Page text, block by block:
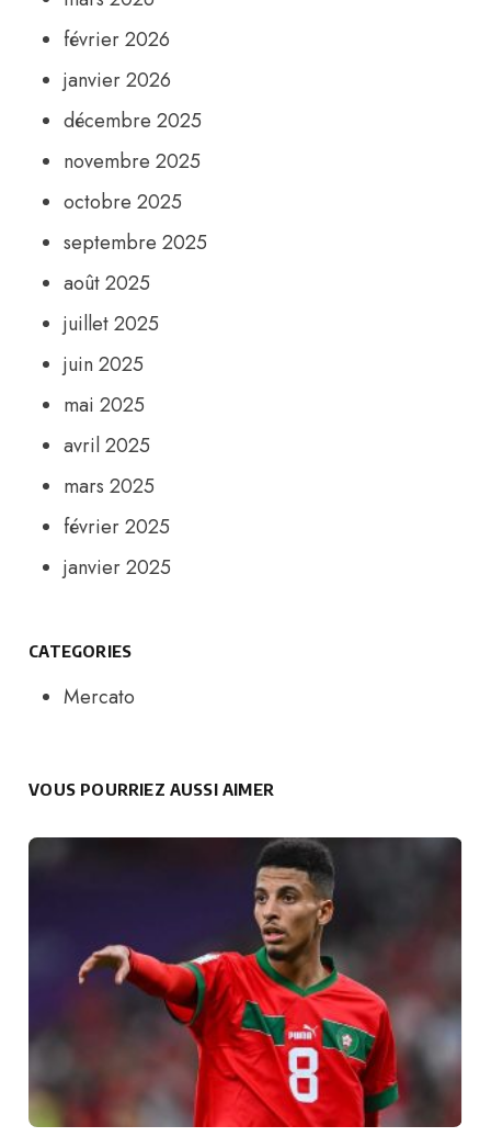
février 2026
janvier 2026
décembre 2025
novembre 2025
octobre 2025
septembre 2025
août 2025
juillet 2025
juin 2025
mai 2025
avril 2025
mars 2025
février 2025
janvier 2025
CATEGORIES
Mercato
VOUS POURRIEZ AUSSI AIMER